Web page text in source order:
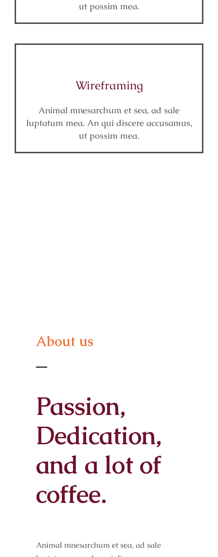
ut possim mea.
Wireframing
Animal mnesarchum et sea, ad sale
luptatum mea. An qui discere accusamus,
ut possim mea.
About us
Passion,
Dedication,
and a lot of
coffee.
Animal mnesarchum et sea, ad sale